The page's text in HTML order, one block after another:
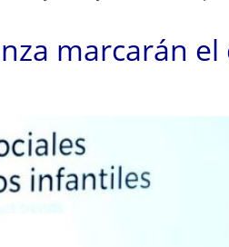
marcarán el